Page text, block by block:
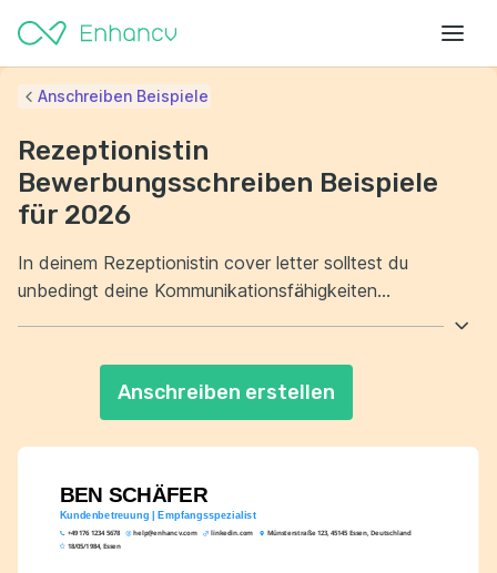
BEN SCHÄFER
Kundenbetreuung | Empfangsspezialist
+49 176 1234 5678 help@enhancv.com linkedin.com
Münsterstraße 123, 45145 Essen, Deutschland
18/05/1984, Essen
Anschreiben Beispiele
Rezeptionistin
Bewerbungsschreiben Beispiele
für 2026
In deinem Rezeptionistin cover letter solltest du
unbedingt deine Kommunikationsfähigkeiten
Fähigkeiten zu betonen. Erläutere, wie du Multitasking
kannst.
Anschreiben erstellen